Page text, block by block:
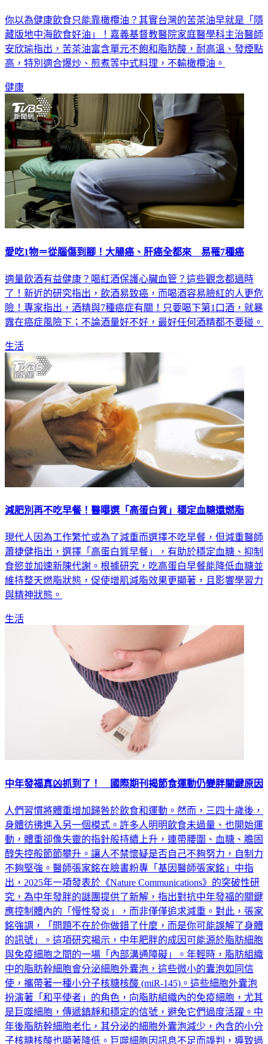
你以為健康飲食只能靠橄欖油？其實台灣的苦茶油早就是「隱
藏版地中海飲食好油」！嘉義基督教醫院家庭醫學科主治醫師
安欣瑜指出，苦茶油富含單元不飽和脂肪酸，耐高溫、發煙點
高，特別適合爆炒、煎煮等中式料理，不輸橄欖油。
健康
愛吃1物＝從腦傷到腳！大腸癌、肝癌全都來 易罹7種癌
適量飲酒有益健康？喝紅酒保護心臟血管？這些觀念都過時
了！新近的研究指出，飲酒易致癌，而喝酒容易臉紅的人更危
險！專家指出，酒精與7種癌症有關！只要喝下第1口酒，就暴
露在癌症風險下；不論酒量好不好，最好任何酒精都不要碰。
生活
減肥別再不吃早餐！醫曝選「高蛋白質」穩定血糖還燃脂
現代人因為工作繁忙或為了減重而選擇不吃早餐，但減重醫師
蕭捷健指出，選擇「高蛋白質早餐」，有助於穩定血糖、抑制
食慾並加速新陳代謝。根據研究，吃高蛋白早餐能降低血糖並
維持整天燃脂狀態，促使增肌減脂效果更顯著，且影響學習力
與精神狀態。
生活
中年發福真凶抓到了！ 國際期刊揭節食運動仍變胖關鍵原因
人們習慣將體重增加歸咎於飲食和運動。然而，三四十歲後，
身體彷彿進入另一個模式。許多人明明飲食未過量、也開始運
動，體重卻像失靈的指針般持續上升，連帶腰圍、血糖、膽固
醇失控般節節攀升。讓人不禁懷疑是否自己不夠努力，自制力
不夠堅強。醫師張家銘在臉書粉專「基因醫師張家銘」中指
出，2025年一項發表於《Nature Communications》的突破性研
究，為中年發胖的謎團提供了新解，指出對抗中年發福的關鍵
應控制體內的「慢性發炎」，而非僅僅追求減重。對此，張家
銘強調，「問題不在於你做錯了什麼，而是你可能誤解了身體
的訊號」。這項研究揭示，中年肥胖的成因可能源於脂肪細胞
與免疫細胞之間的一場「內部溝通障礙」。年輕時，脂肪組織
中的脂肪幹細胞會分泌細胞外囊泡，這些微小的囊泡如同信
使，攜帶著一種小分子核糖核酸 (miR-145)。這些細胞外囊泡
扮演著「和平使者」的角色，向脂肪組織內的免疫細胞，尤其
是巨噬細胞，傳遞鎮靜和穩定的信號，避免它們過度活躍。中
年後脂肪幹細胞老化，其分泌的細胞外囊泡減少，內含的小分
子核糖核酸也顯著降低。巨噬細胞因訊息不足而誤判，導致過